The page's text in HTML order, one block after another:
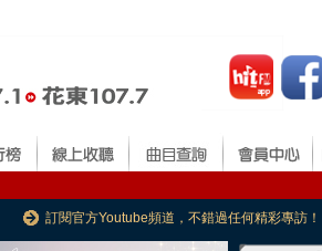
訂閱官方Youtube頻道，不錯過任何精彩專訪！